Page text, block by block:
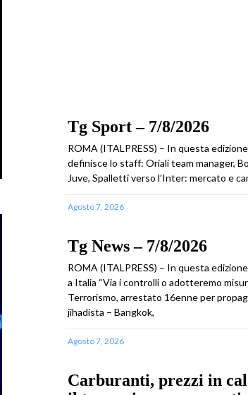
Tg Sport – 7/8/2026
ROMA (ITALPRESS) – In questa
definisce lo staff: Oriali team manager,
Juve, Spalletti verso l’Inter: mercato e
Agosto 7, 2026
Tg News – 7/8/2026
ROMA (ITALPRESS) – In questa
a Italia “Via i controlli o adotteremo
Terrorismo, arrestato 16enne per
jihadista – Bangkok,
Agosto 7, 2026
Carburanti, prezzi in